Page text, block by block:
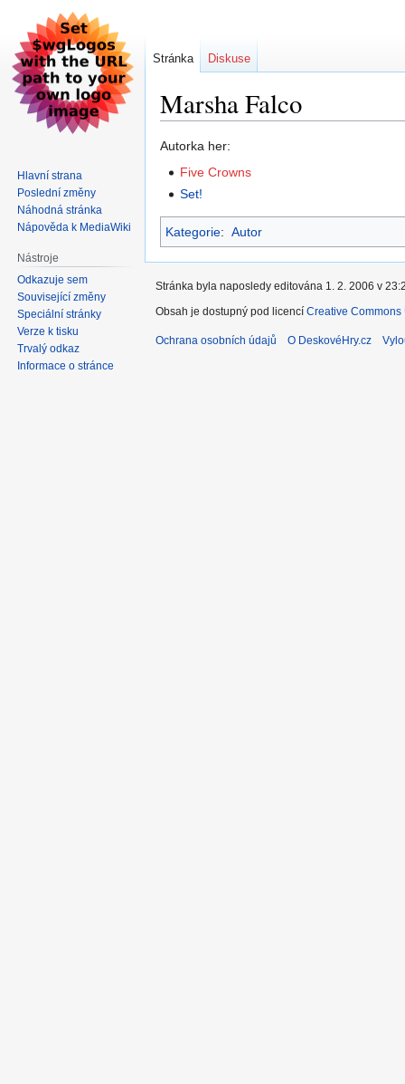
Marsha Falco
Skočit
Skočit
Autorka her:
Five Crowns
Set!
Kategorie: Autor
Stránka Diskuse
Hlavní strana
Poslední změny
Náhodná stránka
Nápověda k MediaWiki
Nástroje
Odkazuje sem
Související změny
Speciální stránky
Verze k tisku
Trvalý odkaz
Informace o stránce
Stránka byla naposledy editována 1. 2. 2006 v
Obsah je dostupný pod licencí Creative
Ochrana osobních údajů O DeskovéHry.cz